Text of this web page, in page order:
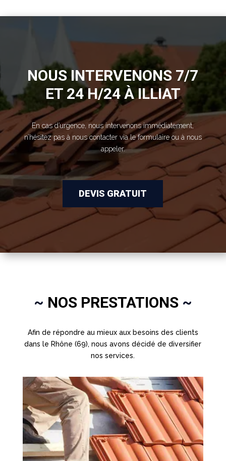
NOUS INTERVENONS 7/7
ET 24 H/24 À ILLIAT
En cas d’urgence, nous intervenons immédiatement,
n’hésitez pas à nous contacter via le formulaire ou à nous
appeler.
DEVIS GRATUIT
~ NOS PRESTATIONS ~
Afin de répondre au mieux aux besoins des clients
dans le Rhône (69), nous avons décidé de diversifier
nos services.